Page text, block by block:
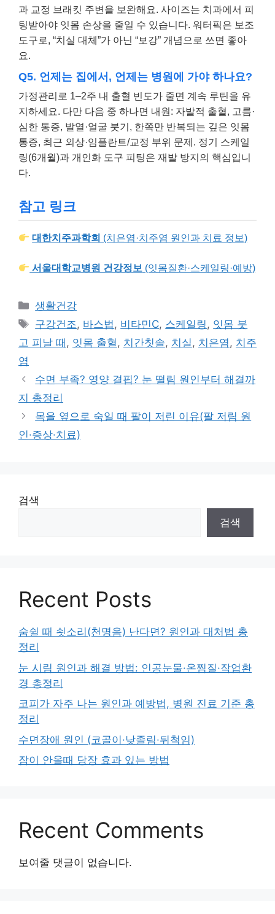
과 교정 브래킷 주변을 보완해요. 사이즈는 치과에서 피
팅받아야 잇몸 손상을 줄일 수 있습니다. 워터픽은 보조
도구로, “치실 대체”가 아닌 “보강” 개념으로 쓰면 좋아
요.
Q5. 언제는 집에서, 언제는 병원에 가야 하나요?
가정관리로 1–2주 내 출혈 빈도가 줄면 계속 루틴을 유
지하세요. 다만 다음 중 하나면 내원: 자발적 출혈, 고름·
심한 통증, 발열·얼굴 붓기, 한쪽만 반복되는 깊은 잇몸
통증, 최근 외상·임플란트/교정 부위 문제. 정기 스케일
링(6개월)과 개인화 도구 피팅은 재발 방지의 핵심입니
다.
참고 링크
대한치주과학회 (치은염·치주염 원인과 치료 정보)
서울대학교병원 건강정보 (잇몸질환·스케일링·예방)
카
테
리
생활건강
태
그
구강건조, 바스법, 비타민C, 스케일링, 잇몸 붓
고 피날 때 , 잇몸 출혈, 치간칫솔, 치실, 치은염, 치주
염
수면 부족? 영양 결핍? 눈 떨림 원인부터 해결까
지 총정리
목을 옆으로 숙일 때 팔이 저린 이유(팔 저림 원
인·증상·치료)
검색
검색
Recent Posts
숨쉴 때 쇳소리(천명음) 난다면? 원인과 대처법 총
정리
눈 시림 원인과 해결 방법: 인공눈물·온찜질·작업환
경 총정리
코피가 자주 나는 원인과 예방법, 병원 진료 기준 총
정리
수면장애 원인 (코골이·낮졸림·뒤척임)
잠이 안올때 당장 효과 있는 방법
Recent Comments
보여줄 댓글이 없습니다.